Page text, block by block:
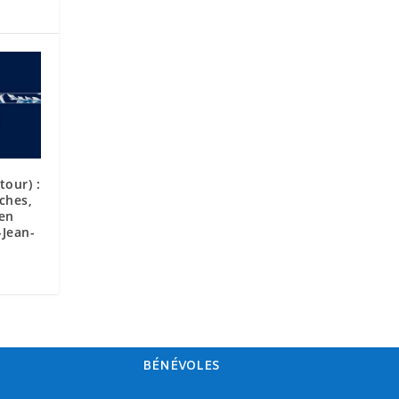
:
BÉNÉVOLES